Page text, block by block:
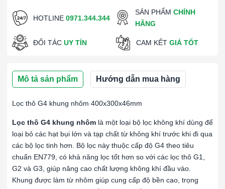
HOTLINE 0971.344.344
SẢN PHẨMCHÍNH
HÃNG
ĐỐI TÁC UY TÍN CAM KẾT GIÁ TỐT
Mô tả sản phẩm Hướng dẫn mua hàng
Lọc thô G4 khung nhôm 400x300x46mm
Lọc thô G4 khung nhôm là một loại bộ lọc không khí dùng để
loại bỏ các hạt bụi lớn và tạp chất từ không khí trước khi đi qua
các bộ lọc tinh hơn. Bộ lọc này thuộc cấp độ G4 theo tiêu
chuẩn EN779, có khả năng lọc tốt hơn so với các lọc thô G1,
G2 và G3, giúp nâng cao chất lượng không khí đầu vào.
Khung được làm từ nhôm giúp cung cấp độ bền cao, trọng